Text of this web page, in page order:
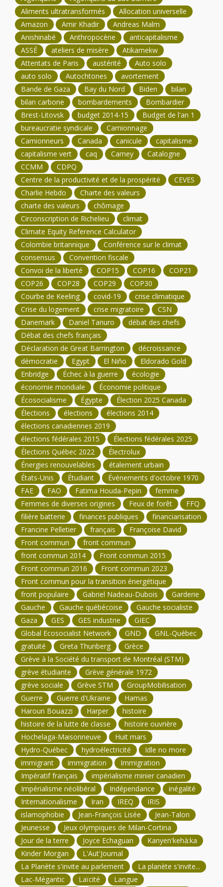
Aliments ultratransformés
Allocation universelle
Amazon
Amir Khadir
Andreas Malm
Anishinabé
Anthropocène
anticapitalisme
ASSÉ
ateliers de misère
Atikamekw
Attentats de Paris
austérité
Auto solo
auto solo
Autochtones
avortement
Bande de Gaza
Bay du Nord Biden
bilan
bilan carbone
bombardements
Bombardier
Brest-Litovsk
budget 2014-15
Budget de l'an 1
bureaucratie syndicale
Camionnage
Camionneurs
Canada canicule
capitalisme
capitalisme vert
caq Carney
Catalogne
CCMM
CDPQ
Centre de la productivité et de la prospérité
CEVES
Charlie Hebdo
Charte des valeurs
charte des valeurs
chômage
Circonscription de Richelieu
climat
Climate Equity Reference Calculator
Colombie britannique
Conférence sur le climat
consensus
Convention fiscale
Convoi de la liberté
COP15 COP16
COP21
COP26
COP28 COP29
COP30
Courbe de Keeling
covid-19
crise climatique
Crise du logement
crise migratoire
CSN
Danemark
Daniel Tanuro
débat des chefs
Débat des chefs français
Déclaration de Great Barrington
décroissance
démocratie
Egypt El Niño
Eldorado Gold
Enbridge
Échec à la guerre
écologie
économie mondiale
Économie politique
Écosocialisme
Égypte
Élection 2025 Canada
Élections
élections
élections 2014
élections canadiennes 2019
élections fédérales 2015
Élections fédérales 2025
Élections Québec 2022
Électrolux
Énergies renouvelables
étalement urbain
États-Unis
Étudiant
Événements d'octobre 1970
FAE
FAO Fatima Houda-Pepin
femme
Femmes de diverses origines
Feux de forêt
FFQ
filière batterie
finances publiques
financiarisation
Francine Pelletier
français
Françoise David
Front commun
front commun
front commun 2014
Front commun 2015
Front commun 2016
Front commun 2023
Front commun pour la transition énergétique
front populaire
Gabriel Nadeau-Dubois
Garderie
Gauche
Gauche québécoise
Gauche socialiste
Gaza
GES GES industrie
GIEC
Global Ecosocialist Network
GND
GNL-Québec
gratuité
Greta Thunberg
Grèce
Grève à la Société du transport de Montréal (STM)
grève étudiante
Grève générale 1972
grève sociale
Grève STM
GroupMobilisation
Guerre
Guerre d'Ukraine
Hamas
Haroun Bouazzi
Harper
histoire
histoire de la lutte de classe
histoire ouvrière
Hochelaga-Maisonneuve
Huit mars
Hydro-Québec
hydroélectricité
Idle no more
immigrant
immigration
Immigration
Impératif français
impérialisme minier canadien
Impérialisme néolibéral
Indépendance
inégalité
Internationalisme
Iran IREQ
IRIS
islamophobie
Jean-François Lisée
Jean-Talon
Jeunesse
Jeux olympiques de Milan-Cortina
Jour de la terre
Joyce Echaguan
Kanyen'kehà:ka
Kinder Morgan
L'Aut'Journal
La Planète s'invite au parlement
La planète s'invite...
Lac-Mégantic
Laïcité
Langue